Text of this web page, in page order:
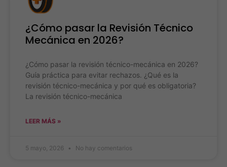
¿Cómo pasar la Revisión Técnico
Mecánica en 2026?
¿Cómo pasar la revisión técnico-mecánica en 2026?
Guía práctica para evitar rechazos. ¿Qué es la
revisión técnico-mecánica y por qué es obligatoria?
La revisión técnico-mecánica
LEER MÁS »
5 mayo, 2026 No hay comentarios